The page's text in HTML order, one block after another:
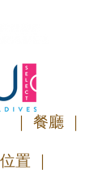
｜ 餐廳 ｜
位置 ｜